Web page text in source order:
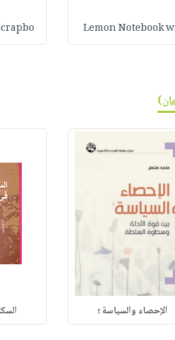
Lemon Notebook
)
الإحصاء والسياسة ؛